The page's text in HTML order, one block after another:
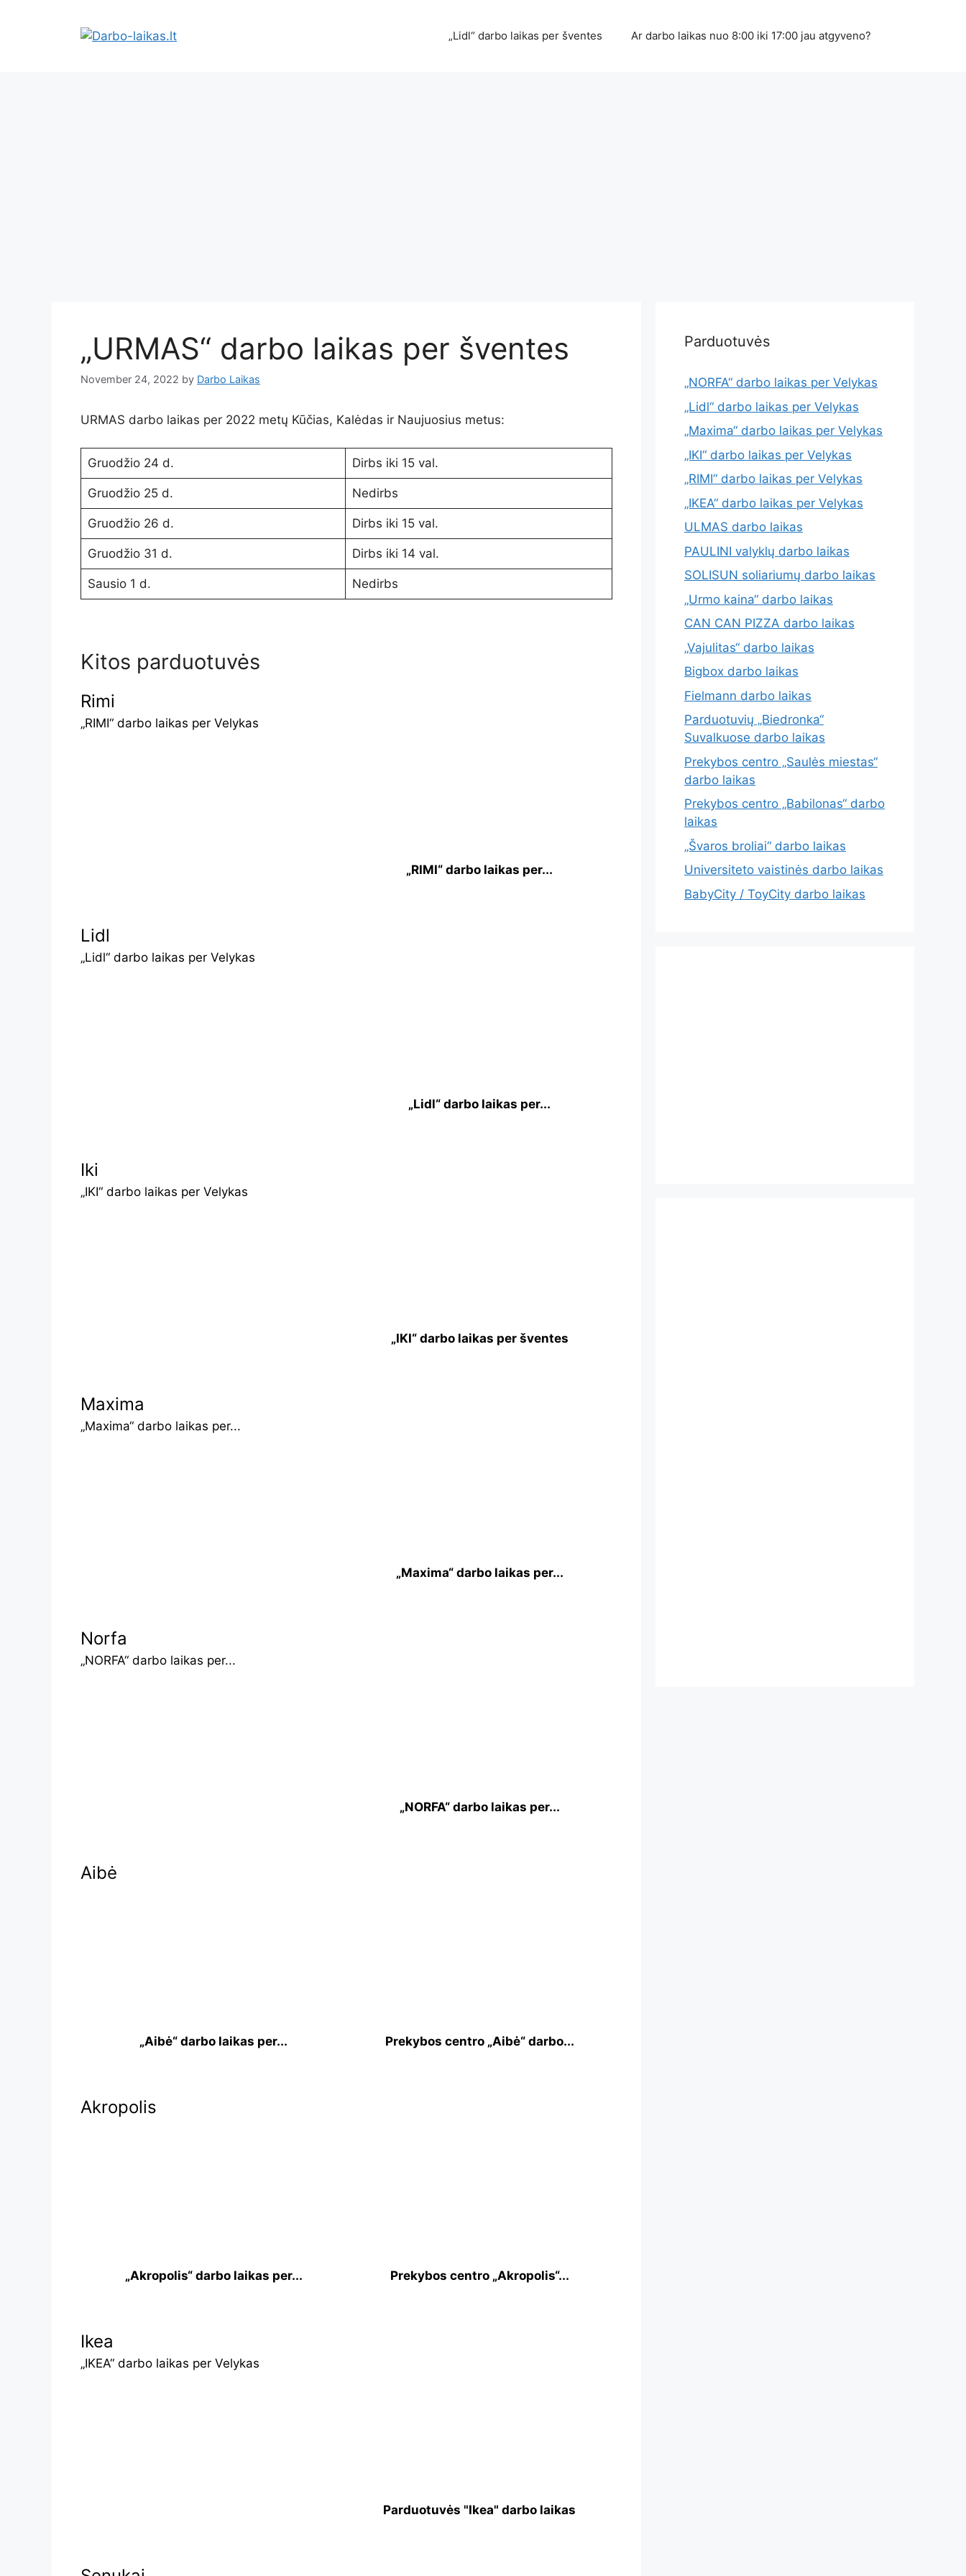
„Lidl“ darbo laikas per šventes Ar darbo laikas nuo 8:00 iki 17:00 jau atgyveno?
„URMAS“ darbo laikas per šventes
November 24, 2022 by Darbo Laikas
URMAS darbo laikas per 2022 metų Kūčias, Kalėdas ir Naujuosius metus:
Gruodžio 24 d. Dirbs iki 15 val.
Gruodžio 25 d. Nedirbs
Gruodžio 26 d. Dirbs iki 15 val.
Gruodžio 31 d. Dirbs iki 14 val.
Sausio 1 d. Nedirbs
Kitos parduotuvės
Rimi
„RIMI“ darbo laikas per Velykas
„RIMI“ darbo laikas per...
Lidl
„Lidl“ darbo laikas per Velykas
„Lidl“ darbo laikas per...
Iki
„IKI“ darbo laikas per Velykas
„IKI“ darbo laikas per šventes
Maxima
„Maxima“ darbo laikas per...
„Maxima“ darbo laikas per...
Norfa
„NORFA“ darbo laikas per...
„NORFA“ darbo laikas per...
Aibė
„Aibė“ darbo laikas per... Prekybos centro „Aibė“ darbo...
Akropolis
„Akropolis“ darbo laikas per... Prekybos centro „Akropolis“...
Ikea
„IKEA“ darbo laikas per Velykas
Parduotuvės "Ikea" darbo laikas
Parduotuvės
„NORFA“ darbo laikas per Velykas
„Lidl“ darbo laikas per Velykas
„Maxima“ darbo laikas per Velykas
„IKI“ darbo laikas per Velykas
„RIMI“ darbo laikas per Velykas
„IKEA“ darbo laikas per Velykas
ULMAS darbo laikas
PAULINI valyklų darbo laikas
SOLISUN soliariumų darbo laikas
„Urmo kaina“ darbo laikas
CAN CAN PIZZA darbo laikas
„Vajulitas“ darbo laikas
Bigbox darbo laikas
Fielmann darbo laikas
Parduotuvių „Biedronka“
Suvalkuose darbo laikas
Prekybos centro „Saulės miestas“
darbo laikas
Prekybos centro „Babilonas“ darbo
laikas
„Švaros broliai“ darbo laikas
Universiteto vaistinės darbo laikas
BabyCity / ToyCity darbo laikas